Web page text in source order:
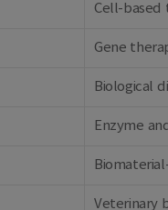
Cell-based
Gene
Biological
Enzyme
Veterinary